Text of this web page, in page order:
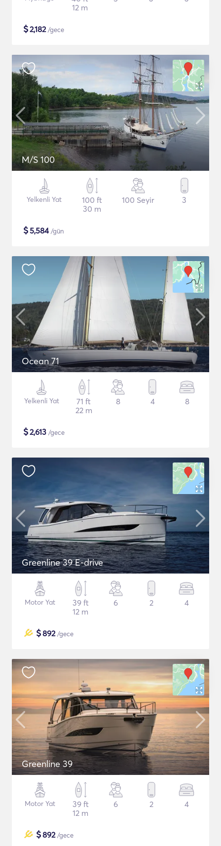
12 m
$2,182/gece
M/S 100
Yelkenli Yat
100 ft
30 m
100 Seyir 3
$5,584/gün
Ocean 71
Yelkenli Yat
71 ft
22 m
8 4 8
$2,613 /gece
Greenline 39 E-drive
Motor Yat
39 ft
12 m
6 2 4
$892/gece
Greenline 39
Motor Yat
39 ft
12 m
6 2 4
$892/gece